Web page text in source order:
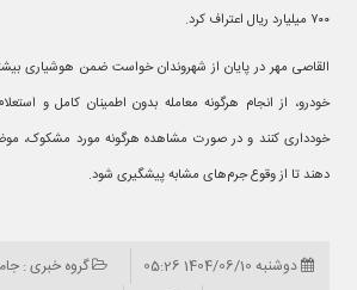
۷۰۰ میلیارد ریال اعتراف کرد.
القاصی مهر در پایان از شهروندان خواست ضمن هوشیاری
خودرو، از انجام هرگونه معامله بدون اطمینان کامل و
خودداری کنند و در صورت مشاهده هرگونه مورد مشکوک،
دهند تا از وقوع جرم‌های مشابه پیشگیری شود.
دوشنبه 1404/06/10 05:26
گروه خبری :